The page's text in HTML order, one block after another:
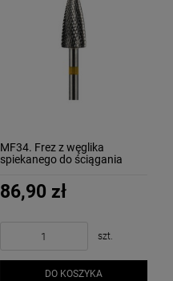
MF34. Frez z węglika
spiekanego do ściągania
płytki paznokcia - 6 mm -
Mollon PRO
86,90 zł
szt.
DO KOSZYKA